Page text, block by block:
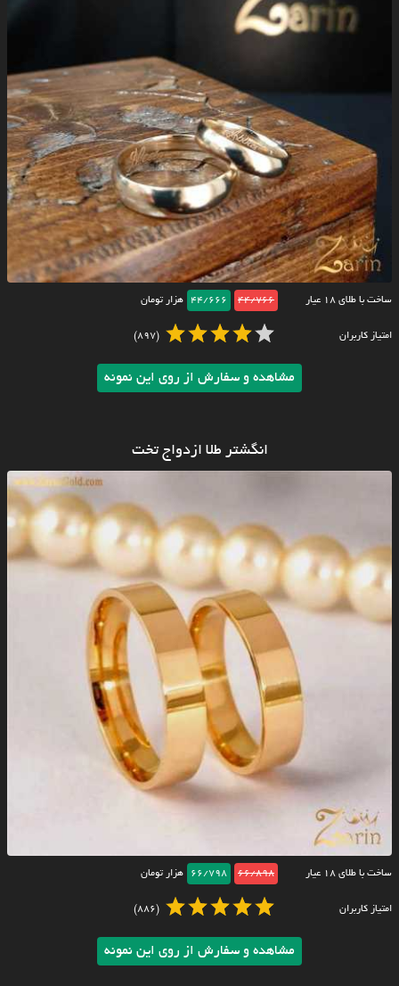
ساخت با طلای ۱۸ عیار 44/766
44/666 هزار تومان
امتیاز کاربران (897)
مشاهده و سفارش از روی این نمونه
انگشتر طلا ازدواج تخت
ساخت با طلای ۱۸ عیار 66/898
66/798 هزار تومان
امتیاز کاربران (886)
مشاهده و سفارش از روی این نمونه